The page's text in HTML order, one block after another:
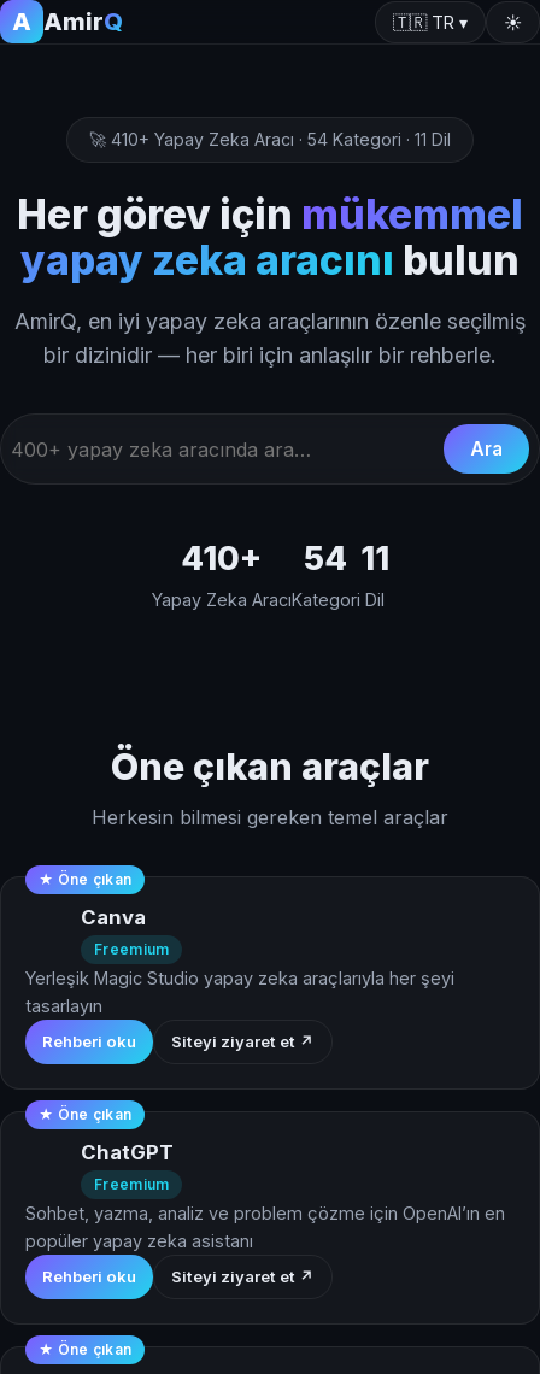
A AmirQ 🇹🇷 TR ▾ ☀️
🚀 410+ Yapay Zeka Aracı · 54 Kategori · 11 Dil
Her görev için mükemmel
yapay zeka aracını bulun
AmirQ, en iyi yapay zeka araçlarının özenle seçilmiş
bir dizinidir — her biri için anlaşılır bir rehberle.
Ara
410+
Yapay Zeka Aracı
54
Kategori
11
Dil
Öne çıkan araçlar
Herkesin bilmesi gereken temel araçlar
★ Öne çıkan
Canva
Freemium
Yerleşik Magic Studio yapay zeka araçlarıyla her şeyi
tasarlayın
Rehberi oku Siteyi ziyaret et ↗
★ Öne çıkan
ChatGPT
Freemium
Sohbet, yazma, analiz ve problem çözme için OpenAI’ın en
popüler yapay zeka asistanı
Rehberi oku Siteyi ziyaret et ↗
★ Öne çıkan